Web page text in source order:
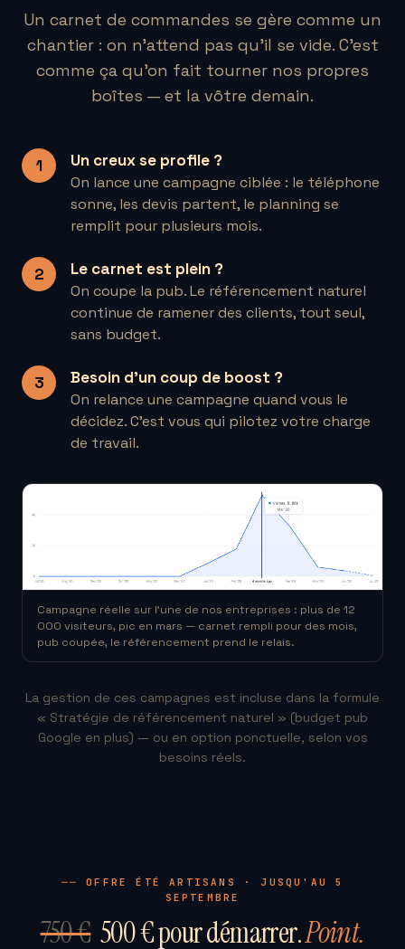
Un carnet de commandes se gère comme un
chantier : on n'attend pas qu'il se vide. C'est
comme ça qu'on fait tourner nos propres
boîtes — et la vôtre demain.
Un creux se profile ?
On lance une campagne ciblée : le téléphone
sonne, les devis partent, le planning se
remplit pour plusieurs mois.
Le carnet est plein ?
On coupe la pub. Le référencement naturel
continue de ramener des clients, tout seul,
sans budget.
Besoin d'un coup de boost ?
On relance une campagne quand vous le
décidez. C'est vous qui pilotez votre charge
de travail.
Campagne réelle sur l'une de nos entreprises : plus de 12
000 visiteurs, pic en mars — carnet rempli pour des mois,
pub coupée, le référencement prend le relais.
La gestion de ces campagnes est incluse dans la formule
« Stratégie de référencement naturel » (budget pub
Google en plus) — ou en option ponctuelle, selon vos
besoins réels.
── OFFRE ÉTÉ ARTISANS · JUSQU'AU 5
SEPTEMBRE
750 € 500 € pour démarrer.Point.